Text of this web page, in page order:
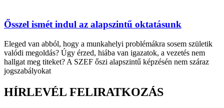
Ősszel ismét indul az alapszintű oktatásunk
Eleged van abból, hogy a munkahelyi problémákra sosem születik
valódi megoldás? Úgy érzed, hiába van igazatok, a vezetés nem
hallgat meg titeket? A SZEF őszi alapszintű képzésén nem száraz
jogszabályokat
HÍRLEVÉL FELIRATKOZÁS